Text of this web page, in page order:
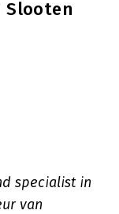
Slooten
specialist in
van